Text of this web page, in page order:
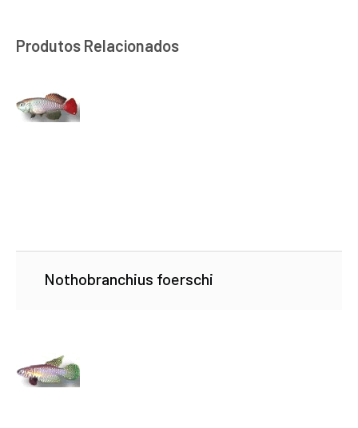
Produtos Relacionados
Nothobranchius foerschi